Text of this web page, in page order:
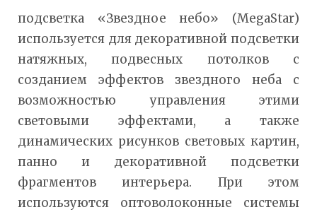
подсветка «Звездное небо» (MegaStar)
используется для декоративной подсветки
натяжных, подвесных потолков с
созданием эффектов звездного неба с
возможностью управления этими
световыми эффектами, а также
динамических рисунков световых картин,
панно и декоративной подсветки
фрагментов интерьера. При этом
используются оптоволоконные системы